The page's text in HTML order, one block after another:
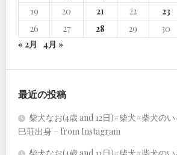
19
20 21 22 23
26
27 28 29 30
« 2月
4月 »
最近の投稿
柴犬なお(4歳 and 12日)#柴犬#柴犬の
巳荘出身 – from Instagram